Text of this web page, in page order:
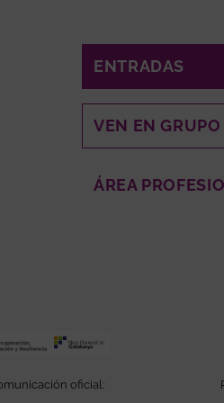
ENTRADAS
VEN EN GRUPO
ÁREA
oficial: